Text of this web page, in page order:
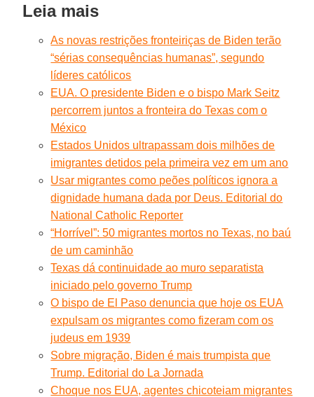
Leia mais
As novas restrições fronteiriças de Biden terão
“sérias consequências humanas”, segundo
líderes católicos
EUA. O presidente Biden e o bispo Mark Seitz
percorrem juntos a fronteira do Texas com o
México
Estados Unidos ultrapassam dois milhões de
imigrantes detidos pela primeira vez em um ano
Usar migrantes como peões políticos ignora a
dignidade humana dada por Deus. Editorial do
National Catholic Reporter
“Horrível”: 50 migrantes mortos no Texas, no baú
de um caminhão
Texas dá continuidade ao muro separatista
iniciado pelo governo Trump
O bispo de El Paso denuncia que hoje os EUA
expulsam os migrantes como fizeram com os
judeus em 1939
Sobre migração, Biden é mais trumpista que
Trump. Editorial do La Jornada
Choque nos EUA, agentes chicoteiam migrantes